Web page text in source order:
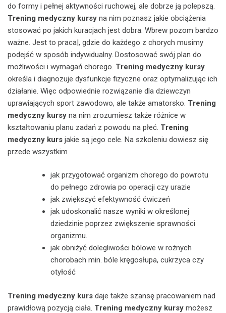
do formy i pełnej aktywności ruchowej, ale dobrze ją polepszą.
Trening medyczny kursy na nim poznasz jakie obciążenia
stosować po jakich kuracjach jest dobra. Wbrew pozom bardzo
ważne. Jest to praca|, gdzie do każdego z chorych musimy
podejść w sposób indywidualny. Dostosować swój plan do
możliwości i wymagań chorego. Trening medyczny kursy
określa i diagnozuje dysfunkcje fizyczne oraz optymalizując ich
działanie. Więc odpowiednie rozwiązanie dla dziewczyn
uprawiających sport zawodowo, ale także amatorsko. Trening
medyczny kursy na nim zrozumiesz także różnice w
kształtowaniu planu zadań z powodu na płeć. Trening
medyczny kurs jakie są jego cele. Na szkoleniu dowiesz się
przede wszystkim
jak przygotować organizm chorego do powrotu
do pełnego zdrowia po operacji czy urazie
jak zwiększyć efektywność ćwiczeń
jak udoskonalić nasze wyniki w określonej
dziedzinie poprzez zwiększenie sprawności
organizmu.
jak obniżyć dolegliwości bólowe w rożnych
chorobach min. bóle kręgosłupa, cukrzyca czy
otyłość
Trening medyczny kurs daje także szansę pracowaniem nad
prawidłową pozycją ciała. Trening medyczny kursy możesz